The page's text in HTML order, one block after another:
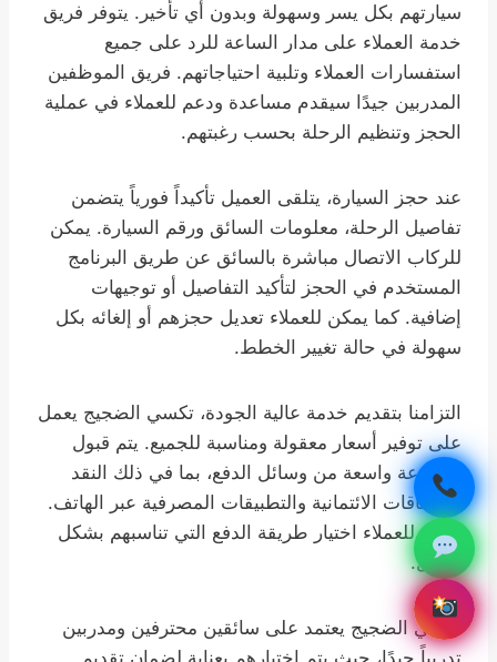
سيارتهم بكل يسر وسهولة وبدون أي تأخير. يتوفر فريق
خدمة العملاء على مدار الساعة للرد على جميع
استفسارات العملاء وتلبية احتياجاتهم. فريق الموظفين
المدربين جيدًا سيقدم مساعدة ودعم للعملاء في عملية
الحجز وتنظيم الرحلة بحسب رغبتهم.
عند حجز السيارة، يتلقى العميل تأكيداً فورياً يتضمن
تفاصيل الرحلة، معلومات السائق ورقم السيارة. يمكن
للركاب الاتصال مباشرة بالسائق عن طريق البرنامج
المستخدم في الحجز لتأكيد التفاصيل أو توجيهات
إضافية. كما يمكن للعملاء تعديل حجزهم أو إلغائه بكل
سهولة في حالة تغيير الخطط.
التزامنا بتقديم خدمة عالية الجودة، تكسي الضجيج يعمل
على توفير أسعار معقولة ومناسبة للجميع. يتم قبول
مجموعة واسعة من وسائل الدفع، بما في ذلك النقد
والبطاقات الائتمانية والتطبيقات المصرفية عبر الهاتف.
يمكن للعملاء اختيار طريقة الدفع التي تناسبهم بشكل
أفضل.
تكسي الضجيج يعتمد على سائقين محترفين ومدربين